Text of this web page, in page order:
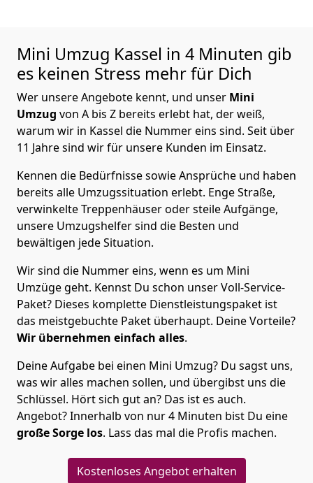
Mini Umzug Kassel in 4 Minuten gib
es keinen Stress mehr für Dich
Wer unsere Angebote kennt, und unser Mini
Umzug von A bis Z bereits erlebt hat, der weiß,
warum wir in Kassel die Nummer eins sind. Seit über
11 Jahre sind wir für unsere Kunden im Einsatz.
Kennen die Bedürfnisse sowie Ansprüche und haben
bereits alle Umzugssituation erlebt. Enge Straße,
verwinkelte Treppenhäuser oder steile Aufgänge,
unsere Umzugshelfer sind die Besten und
bewältigen jede Situation.
Wir sind die Nummer eins, wenn es um Mini
Umzüge geht. Kennst Du schon unser Voll-Service-
Paket? Dieses komplette Dienstleistungspaket ist
das meistgebuchte Paket überhaupt. Deine Vorteile?
Wir übernehmen einfach alles.
Deine Aufgabe bei einen Mini Umzug? Du sagst uns,
was wir alles machen sollen, und übergibst uns die
Schlüssel. Hört sich gut an? Das ist es auch.
Angebot? Innerhalb von nur 4 Minuten bist Du eine
große Sorge los. Lass das mal die Profis machen.
Kostenloses Angebot erhalten